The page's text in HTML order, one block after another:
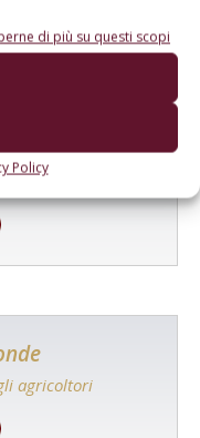
di più su questi scopi
Policy
un'azienda o un
agricoltori